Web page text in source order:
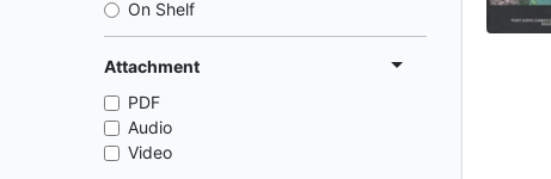
On Shelf
Attachment
PDF
Audio
Video